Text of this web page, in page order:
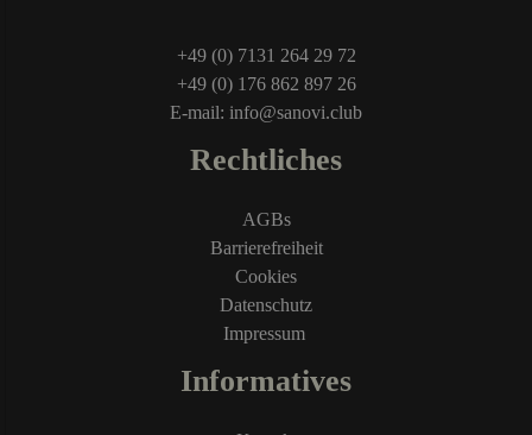
+49 (0) 7131 264 29 72
+49 (0) 176 862 897 26
E-mail: info@sanovi.club
Rechtliches
AGBs
Barrierefreiheit
Cookies
Datenschutz
Impressum
Informatives